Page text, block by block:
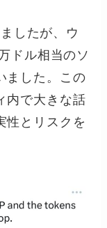
したが、ウ
ドル相当のソ
ました。この
内で大きな話
性とリスクを